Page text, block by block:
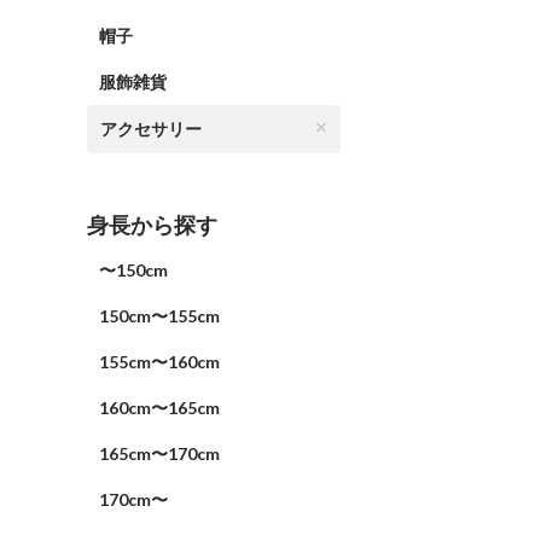
帽子
服飾雑貨
アクセサリー
身長から探す
〜150cm
150cm〜155cm
155cm〜160cm
160cm〜165cm
165cm〜170cm
170cm〜